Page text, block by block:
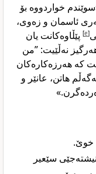
خواردووە بۆ
ئاسمان و زەوی،
[
e
] پێڵاوەکانت یان
نەڵێیت: ”من
کە هەرزەکارەکان
هاتن، عانێر و
خوێ.‏
سێعیر